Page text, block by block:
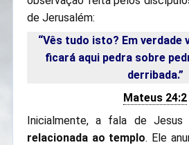
de Jerusalém:
“Vês tudo isto? Em verdade
ficará aqui pedra sobre
derribada.”
Mateus 24:2
Inicialmente, a fala de Jesus
relacionada ao templo. Ele